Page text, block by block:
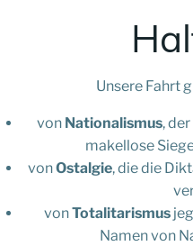
Unsere Fahrt
von Nationalismus,
makellose
vonOstalgie, die die
vonTotalitarismus
Namen von